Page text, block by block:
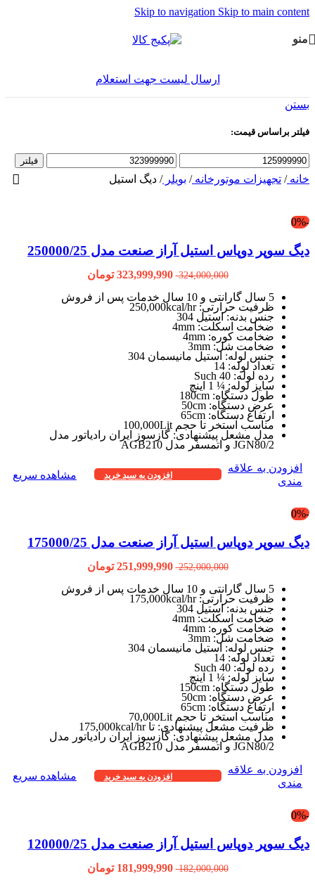
Skip to navigation Skip to main content
منو
ارسال لیست جهت استعلام
بستن
فیلتر براساس قیمت:
فیلتر
خانه/ تجهیزات موتورخانه/ بویلر/ دیگ استیل
-0%
دیگ سوپر دوپاس استیل آراز صنعت مدل 250000/25
324,000,000
323,999,990 تومان
5 سال گارانتی و 10 سال خدمات پس از فروش
ظرفیت حرارتی: 250,000kcal/hr
جنس بدنه: استیل 304
ضخامت اسکلت: 4mm
ضخامت کوره: 4mm
ضخامت شل: 3mm
جنس لوله: استیل مانیسمان 304
تعداد لوله: 14
رده لوله: Such 40
سایز لوله: ¼ 1 اینچ
طول دستگاه: 180cm
عرض دستگاه: 50cm
ارتفاع دستگاه: 65cm
مناسب استخر تا حجم 100,000Lit
مدل مشعل پیشنهادی: گازسوز ایران رادیاتور مدل
JGN80/2 و اتمسفر مدل AGB210
افزودن به علاقه
مندی
افزودن به سبد خرید مشاهده سریع
-0%
دیگ سوپر دوپاس استیل آراز صنعت مدل 175000/25
252,000,000
251,999,990 تومان
5 سال گارانتی و 10 سال خدمات پس از فروش
ظرفیت حرارتی: 175,000kcal/hr
جنس بدنه: استیل 304
ضخامت اسکلت: 4mm
ضخامت کوره: 4mm
ضخامت شل: 3mm
جنس لوله: استیل مانیسمان 304
تعداد لوله: 14
رده لوله: Such 40
سایز لوله: ¼ 1 اینچ
طول دستگاه: 150cm
عرض دستگاه: 50cm
ارتفاع دستگاه: 65cm
مناسب استخر تا حجم 70,000Lit
ظرفیت مشعل پیشنهادی: تا 175,000kcal/hr
مدل مشعل پیشنهادی: گازسوز ایران رادیاتور مدل
JGN80/2 و اتمسفر مدل AGB210
افزودن به علاقه
مندی
افزودن به سبد خرید مشاهده سریع
-0%
دیگ سوپر دوپاس استیل آراز صنعت مدل 120000/25
182,000,000
181,999,990 تومان